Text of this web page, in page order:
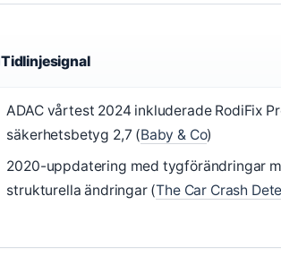
Tidlinjesignal
ADAC vårtest 2024 inkluderade RodiFix
säkerhetsbetyg 2,7 (Baby & Co)
2020-uppdatering med tygförändringar
strukturella ändringar (The Car Crash